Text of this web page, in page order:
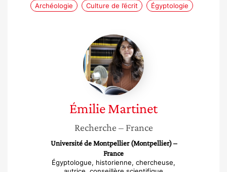
Archéologie Culture de l’écrit Égyptologie
Émilie
Martinet
ÉmilieMartinet
Recherche – France
Université de Montpellier (Montpellier) –
France
Égyptologue, historienne, chercheuse,